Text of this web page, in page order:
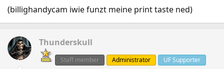
(billighandycam iwie funzt meine print taste ned)
Thunderskull
Staff member Administrator UF Supporter